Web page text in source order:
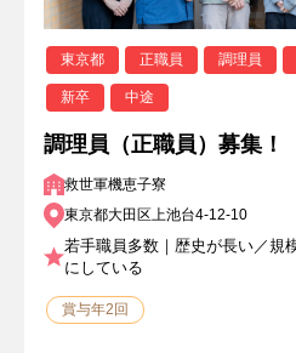
東京都 正職員 調理員
新卒 中途
調理員（正職員）募集！
救世軍機恵子寮
東京都大田区上池台4-12-10
若手職員多数｜歴史が長い／規
にしている
賞与年2回